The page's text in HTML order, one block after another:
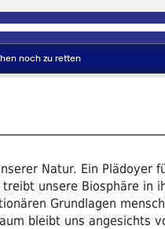
Natur. Ein Plädoyer
treibt unsere Biosphäre in
Grundlagen
bleibt uns angesichts